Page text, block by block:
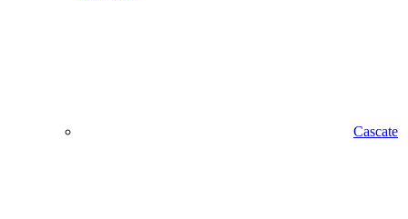
Cascate